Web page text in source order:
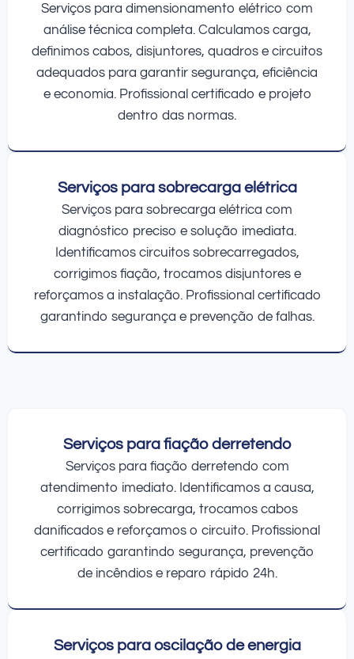
Serviços para dimensionamento elétrico com
análise técnica completa. Calculamos carga,
definimos cabos, disjuntores, quadros e circuitos
adequados para garantir segurança, eficiência
e economia. Profissional certificado e projeto
dentro das normas.
Serviços para sobrecarga elétrica
Serviços para sobrecarga elétrica com
diagnóstico preciso e solução imediata.
Identificamos circuitos sobrecarregados,
corrigimos fiação, trocamos disjuntores e
reforçamos a instalação. Profissional certificado
garantindo segurança e prevenção de falhas.
Serviços para fiação derretendo
Serviços para fiação derretendo com
atendimento imediato. Identificamos a causa,
corrigimos sobrecarga, trocamos cabos
danificados e reforçamos o circuito. Profissional
certificado garantindo segurança, prevenção
de incêndios e reparo rápido 24h.
Serviços para oscilação de energia